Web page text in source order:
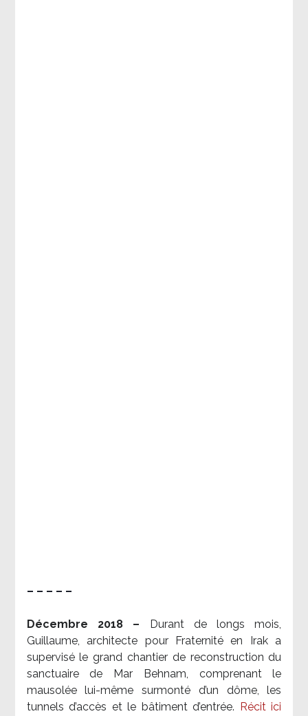
– – – – –
Décembre 2018 –
Durant de longs mois,
Guillaume, architecte pour Fraternité en Irak a
supervisé le grand chantier de reconstruction du
sanctuaire de Mar Behnam, comprenant le
mausolée lui-même surmonté d’un dôme, les
tunnels d’accès et le bâtiment d’entrée.
Récit ici